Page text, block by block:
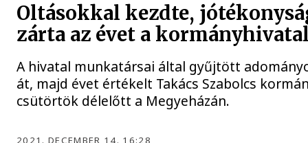
Oltásokkal kezdte,
zárta az évet a
A hivatal munkatársai által gyűjtött
át, majd évet értékelt Takács Szabolcs
csütörtök délelőtt a Megyeházán.
2021. DECEMBER 14. 16:28